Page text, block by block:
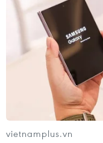
vietnamplus.vn